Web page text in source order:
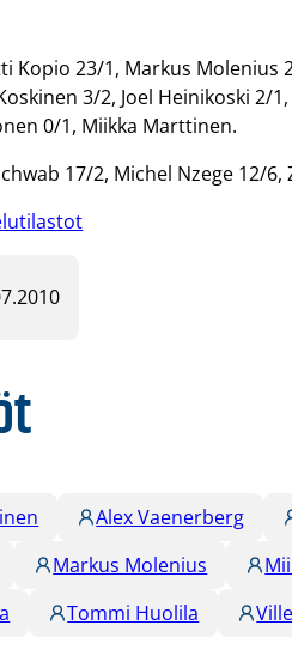
Kopio 23/1, Markus Molenius
3/2, Joel Heinikoski 2/
0/1, Miikka Marttinen.
17/2, Michel Nzege 12/
Alex Vaenerberg
Markus Molenius
Tommi Huolila